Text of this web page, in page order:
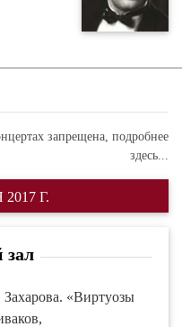
запрещена, подробнее
здесь...
Г.
зал
«Виртуозы